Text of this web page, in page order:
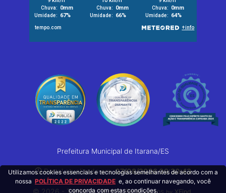
Prefeitura Municipal de Itarana/ES
Portal atualizado em:07/08/2026 09:30:43
© 2026 - Todos os Direitos Reservados XFind
Utilizamos cookies essenciais e tecnologias semelhantes de acordo com a
nossa POLÍTICA DE PRIVACIDADE e, ao continuar navegando, você
concorda com estas condições.